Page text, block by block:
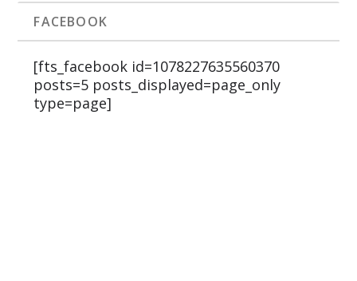
FACEBOOK
[fts_facebook id=1078227635560370
posts=5 posts_displayed=page_only
type=page]